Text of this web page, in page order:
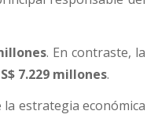
. En contraste, la
7.229 millones.
estrategia económica